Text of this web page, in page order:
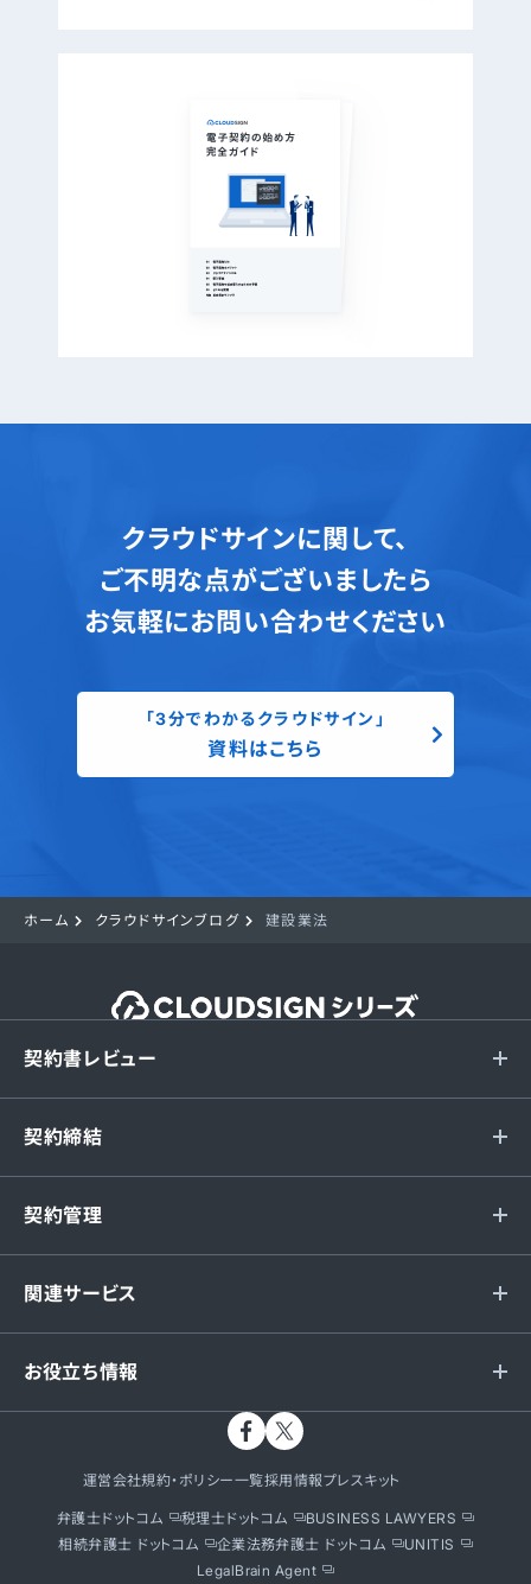
クラウドサインに関して、
ご不明な点がございましたら
お気軽にお問い合わせください
「3分でわかるクラウドサイン」
資料はこちら
ホーム クラウドサインブログ 建設業法
契約書レビュー
契約締結
契約管理
関連サービス
お役立ち情報
運営会社規約・ポリシー一覧採用情報プレスキット
弁護士ドットコム 税理士ドットコム
BUSINESS LAWYERS
相続弁護士 ドットコム
企業法務弁護士 ドットコム
UNITIS
LegalBrain Agent